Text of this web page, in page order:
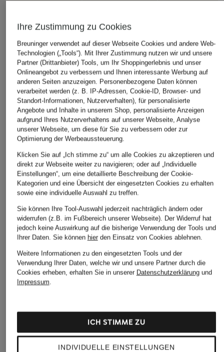
95,95 €
59,99 €
159,99 €
Ihre Zustimmung zu Cookies
Breuninger verwendet auf dieser Webseite Cookies und andere Web-
Technologien („Tools“). Mit Ihrer Zustimmung nutzen wir und unsere
Partner (Drittanbieter) Tools, um Ihr Shoppingerlebnis und unser
Onlineangebot zu verbessern und Ihnen interessante Werbung auf
anderen Seiten anzuzeigen. Personenbezogene Daten können
verarbeitet werden (z. B. IP-Adressen, Cookie-ID, Browser- und
Standort-Informationen, Nutzerverhalten), für personalisierte
Angebote und Inhalte in unserem Shop, personalisierte Anzeigen
aufgrund Ihres Nutzerverhaltens auf unserer Webseite, Analyse
unserer Webseite, um diese für Sie zu verbessern oder zur
Optimierung der Werbeaussteuerung.
Klicken Sie auf „Ich stimme zu“ um alle Cookies zu akzeptieren und
direkt zur Webseite weiter zu navigieren; oder auf „Individuelle
Einstellungen“, um eine detaillierte Beschreibung der Cookie-
Kategorien und eine Übersicht der eingesetzten Cookies zu erhalten
sowie eine individuelle Auswahl zu treffen.
Sie können Ihre Tool-Auswahl jederzeit nachträglich ändern oder
widerrufen (z.B. im Fußbereich unserer Webseite). Der Widerruf hat
jedoch keine Auswirkung auf die bisherige Verwendung der Tools und
Ihrer Daten. Sie können hierden Einsatz von Cookies ablehnen.
Weitere Informationen zu den eingesetzten Tools und der
Verwendung Ihrer Daten, welche wir und unsere Partner durch die
Cookies erheben, erhalten Sie in unserer Datenschutzerklärungund
Impressum.
INDIVIDUELLE EINSTELLUNGEN
ICH STIMME ZU